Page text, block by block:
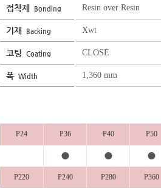
접착제 Bonding Resin over Resin
기재 Backing Xwt
코팅 Coating CLOSE
폭 Width 1,360 mm
P24 P36 P40 P50
● ● ●
P220 P240 P280 P360